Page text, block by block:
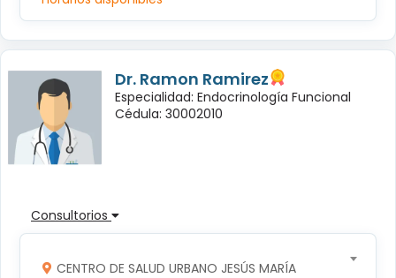
Dr. Ramon Ramirez
Especialidad: Endocrinología Funcional
Cédula: 30002010
Consultorios
CENTRO DE SALUD URBANO JESÚS MARÍA